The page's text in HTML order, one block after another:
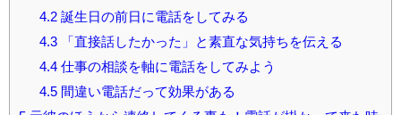
4.2誕生日の前日に電話をしてみる
4.3「直接話したかった」と素直な気持ちを伝える
4.4仕事の相談を軸に電話をしてみよう
4.5間違い電話だって効果がある